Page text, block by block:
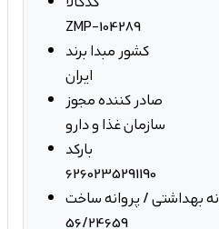
ZMP-104289
کشور مبدا برند
ایران
صادر کننده مجوز
سازمان غذا و دارو
بارکد
6260235291190
بهداشتی / پروانه ساخت
56/24659